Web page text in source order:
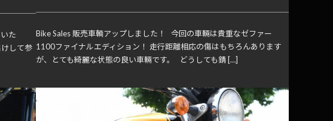
た
して参
Bike Sales 販売車輌アップしました！ 今回の車輛は貴重なゼファー
1100ファイナルエディション！ 走行距離相応の傷はもちろんあります
が、とても綺麗な状態の良い車輛です。 どうしても錆 […]